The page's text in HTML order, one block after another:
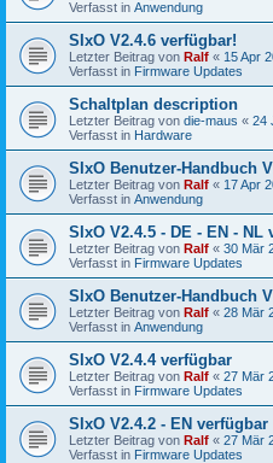
Verfasst in Anwendung
SIxO V2.4.6 verfügbar!
Letzter Beitrag von Ralf « 15 Apr
Verfasst in Firmware Updates
Schaltplan description
Letzter Beitrag von die-maus « 24
Verfasst in Hardware
SIxO Benutzer-Handbuch
Letzter Beitrag von Ralf « 17 Apr
Verfasst in Anwendung
SIxO V2.4.5 - DE - EN - NL
Letzter Beitrag von Ralf « 30 Mär
Verfasst in Firmware Updates
SIxO Benutzer-Handbuch
Letzter Beitrag von Ralf « 28 Mär
Verfasst in Anwendung
SIxO V2.4.4 verfügbar
Letzter Beitrag von Ralf « 27 Mär
Verfasst in Firmware Updates
SIxO V2.4.2 - EN verfügbar
Letzter Beitrag von Ralf « 27 Mär
Verfasst in Firmware Updates